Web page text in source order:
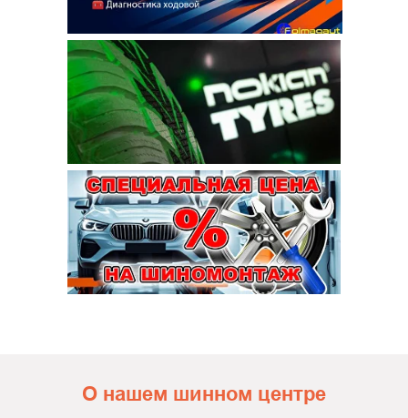
О нашем шинном центре